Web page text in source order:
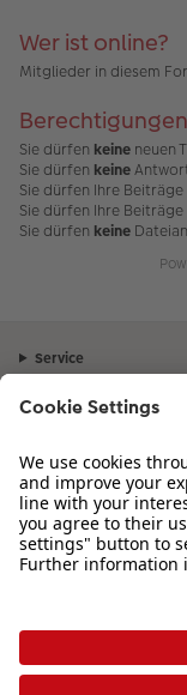
tr
a
g
v
o
n
2
Wer ist online?
Mitglieder in diesem
Sie dürfen keine neuen
Sie dürfen keine
Sie dürfen Ihre
Sie dürfen Ihre
Sie dürfen keine
Service
Sortiment
Inspiration